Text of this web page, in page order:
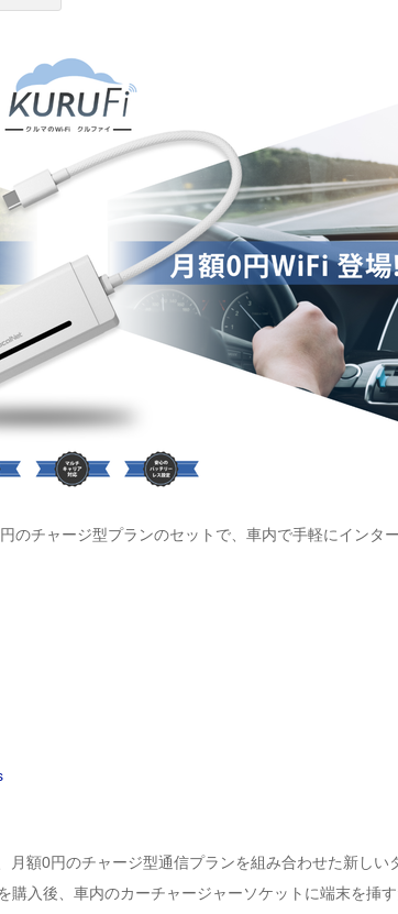
のチャージ型プランのセットで、車内で手軽にインタ
月額0円のチャージ型通信プランを組み合わせた新しい
入後、車内のカーチャージャーソケットに端末を挿